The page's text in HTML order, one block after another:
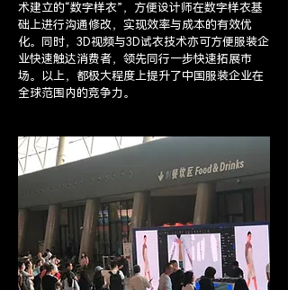
术建立的“数字样衣”，方便设计师在数字样衣基
础上进行沟通修改，实现效率与成本的有效优
化。同时，3D视频与3D试衣技术亦可方便服装企
业快速触达消费者，领先同行一步快速拓展市
场。以上，都极大程度上提升了中国服装企业在
全球范围内的竞争力。